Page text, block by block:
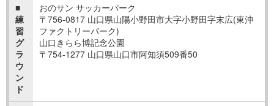
■
練
習
グ
ラ
ウ
ン
ド
おのサン サッカーパーク
〒756-0817 山口県山陽小野田市大字小野田字末広(東沖
ファクトリーパーク)
山口きらら博記念公園
〒754-1277 山口県山口市阿知須509番50